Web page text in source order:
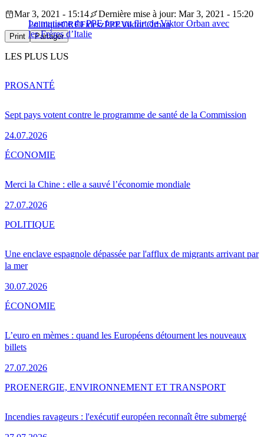
Le mutisme du PPE face au flirt de Viktor Orban avec
les Frères d’Italie
Mar 3, 2021 - 15:14
Dernière mise à jour: Mar 3, 2021 - 15:20
PolitiqueCREFideszPPEViktor Orban
Print Partager
LES PLUS LUS
Sept pays votent contre le programme de santé de la Commission
24.07.2026
PROSANTÉ
Merci la Chine : elle a sauvé l’économie mondiale
27.07.2026
ÉCONOMIE
Une enclave espagnole dépassée par l'afflux de migrants arrivant par
la mer
30.07.2026
POLITIQUE
L’euro en mèmes : quand les Européens détournent les nouveaux
billets
27.07.2026
ÉCONOMIE
Incendies ravageurs : l'exécutif européen reconnaît être submergé
PROENERGIE, ENVIRONNEMENT ET TRANSPORT